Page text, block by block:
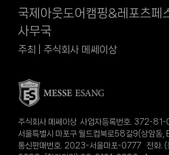
국제아웃도어캠핑&레포츠페
사무국
주최 | 주식회사 메쎄이상
주식회사 메쎄이상 사업자등록번호. 372-
서울특별시 마포구 월드컵북로58길9(상암동,
통신판매번호. 2023-서울마포-0777 전화.